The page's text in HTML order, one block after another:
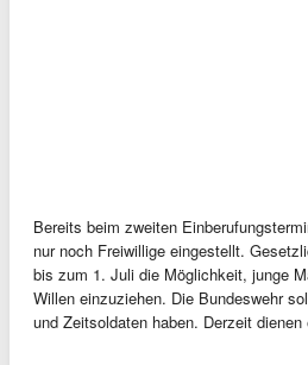
Bereits beim zweiten
nur noch Freiwillige eingestellt.
bis zum 1. Juli die Möglichkeit, junge
Willen einzuziehen. Die Bundeswehr
und Zeitsoldaten haben. Derzeit